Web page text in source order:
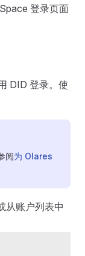
登录页面
DID 登录。使
阅为 Olares
从账户列表中